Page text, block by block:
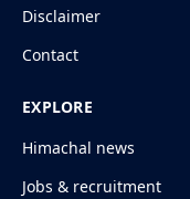
Disclaimer
Contact
EXPLORE
Himachal news
Jobs & recruitment